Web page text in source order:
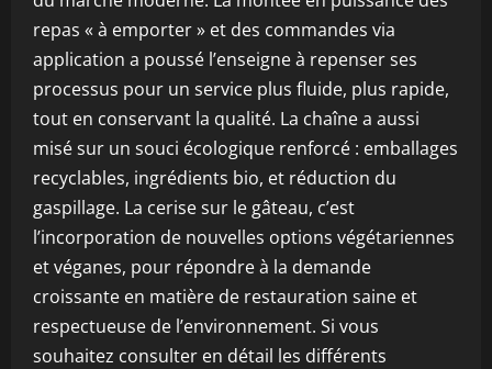
repas « à emporter » et des commandes via
application a poussé l’enseigne à repenser ses
processus pour un service plus fluide, plus rapide,
tout en conservant la qualité. La chaîne a aussi
misé sur un souci écologique renforcé : emballages
recyclables, ingrédients bio, et réduction du
gaspillage. La cerise sur le gâteau, c’est
l’incorporation de nouvelles options végétariennes
et véganes, pour répondre à la demande
croissante en matière de restauration saine et
respectueuse de l’environnement. Si vous
souhaitez consulter en détail les différents